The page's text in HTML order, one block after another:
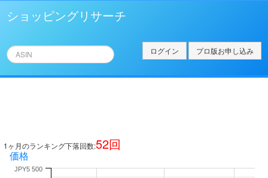
ショッピングリサーチ
ログイン プロ版お申し込み
1ヶ月のランキング下落回数:52回
価格
JPY5 500